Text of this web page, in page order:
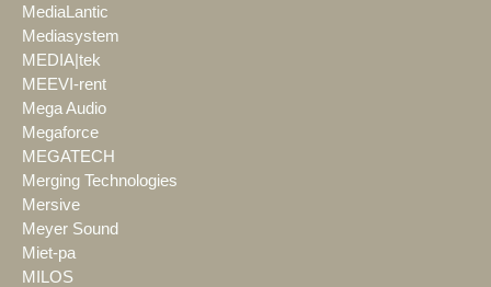
MediaLantic
Mediasystem
MEDIA|tek
MEEVI-rent
Mega Audio
Megaforce
MEGATECH
Merging Technologies
Mersive
Meyer Sound
Miet-pa
MILOS